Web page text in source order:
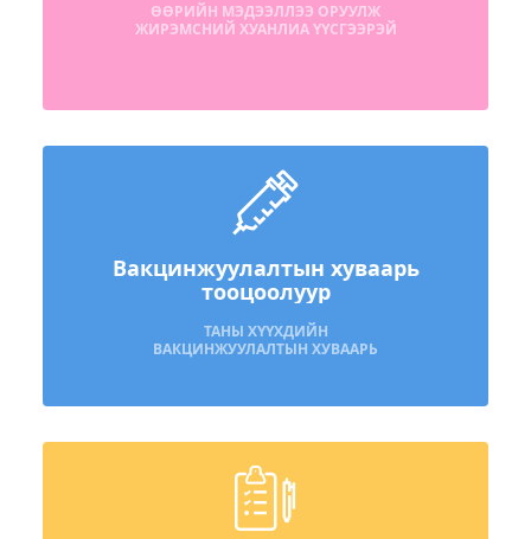
ӨӨРИЙН МЭДЭЭЛЛЭЭ ОРУУЛЖ
ЖИРЭМСНИЙ ХУАНЛИА ҮҮСГЭЭРЭЙ
Вакцинжуулалтын хуваарь
тооцоолуур
ТАНЫ ХҮҮХДИЙН
ВАКЦИНЖУУЛАЛТЫН ХУВААРЬ